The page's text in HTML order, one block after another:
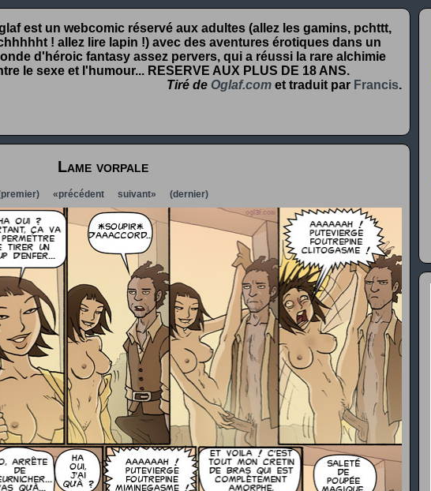
est un webcomic réservé aux adultes (allez les gamins, pchttt,
! allez lire lapin !) avec des aventures érotiques dans un
d'héroic fantasy assez pervers, qui a réussi la rare alchimie
le sexe et l'humour... RESERVE AUX PLUS DE 18 ANS.
Tiré de Oglaf.com et traduit par Francis.
Lame vorpale
«précédent suivant» (dernier)